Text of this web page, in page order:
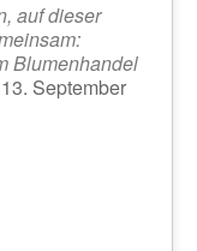
auf dieser
Blumenhandel
September